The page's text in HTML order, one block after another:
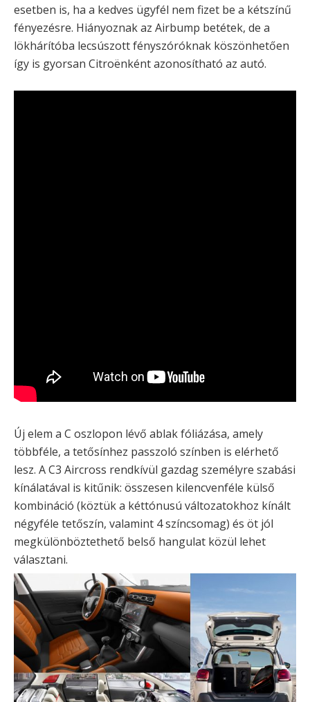
esetben is, ha a kedves ügyfél nem fizet be a kétszínű
fényezésre. Hiányoznak az Airbump betétek, de a
lökhárítóba lecsúszott fényszóróknak köszönhetően
így is gyorsan Citroënként azonosítható az autó.
Új elem a C oszlopon lévő ablak fóliázása, amely
többféle, a tetősínhez passzoló színben is elérhető
lesz. A C3 Aircross rendkívül gazdag személyre szabási
kínálatával is kitűnik: összesen kilencvenféle külső
kombináció (köztük a kéttónusú változatokhoz kínált
négyféle tetőszín, valamint 4 színcsomag) és öt jól
megkülönböztethető belső hangulat közül lehet
választani.